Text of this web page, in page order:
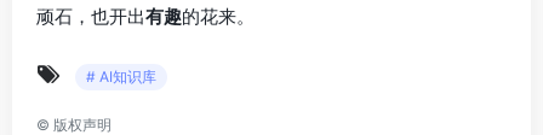
顽石，也开出有趣的花来。
# AI知识库
© 版权声明